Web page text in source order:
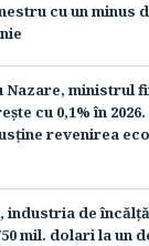
cu un minus
Nazare, ministrul
cu 0,1% în
revenirea
industria de
mil. dolari la un